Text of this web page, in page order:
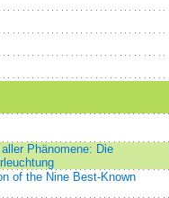
Phänomene: Die
of the Nine Best-Known